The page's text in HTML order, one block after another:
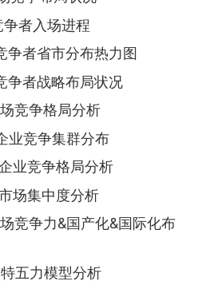
争者入场进程
争者省市分布热力图
争者战略布局状况
竞争格局分析
业竞争集群分布
业竞争格局分析
场集中度分析
竞争力&国产化&国际化布
五力模型分析